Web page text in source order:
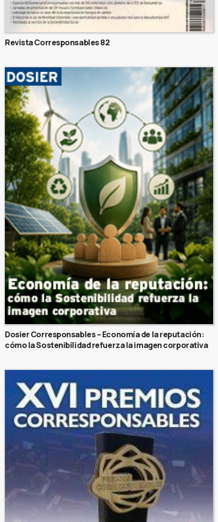
Revista Corresponsables 82
Dosier Corresponsables – Economía de la reputación:
cómo la Sostenibilidad refuerza la imagen corporativa